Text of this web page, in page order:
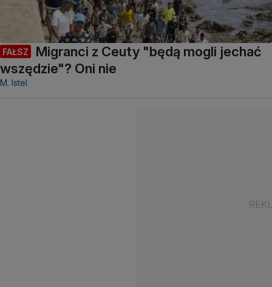
FAŁSZ
Migranci z Ceuty "będą mogli jechać
wszędzie"? Oni nie
M. Istel